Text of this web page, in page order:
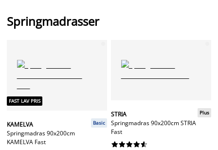
Springmadrasser
FAST LAV PRIS
KAMELVA
Springmadras 90x200cm
KAMELVA Fast
Basic
STRIA
Springmadras 90x200cm STRIA
Fast
Plus





